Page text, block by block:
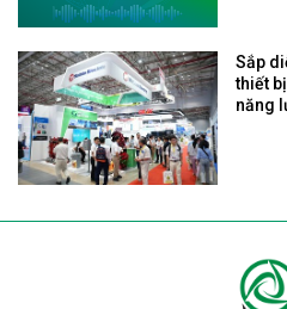
Sắp
thiết
năng